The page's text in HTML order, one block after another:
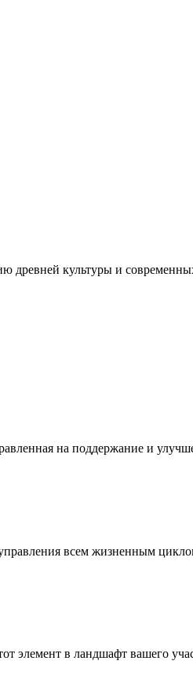
древней культуры и
на поддержание и
всем жизненным
элемент в ландшафт вашего